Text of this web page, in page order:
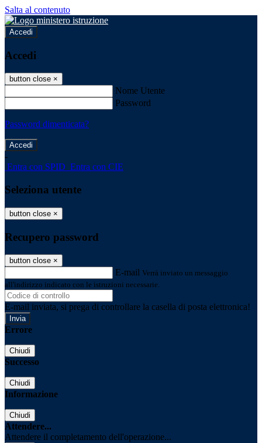
Salta al contenuto
Accedi
Accedi
button close ×
Nome Utente
Password
Password dimenticata?
-
Entra con SPID Entra con CIE
Seleziona utente
button close ×
Recupero password
button close ×
E-mail Verrà inviato un messaggio
all'indirizzo indicato con le istruzioni necessarie.
E-mail inviata, si prega di controllare la casella di posta elettronica!
Errore
Chiudi
Successo
Chiudi
Informazione
Chiudi
Attendere...
Attendere il completamento dell'operazione...